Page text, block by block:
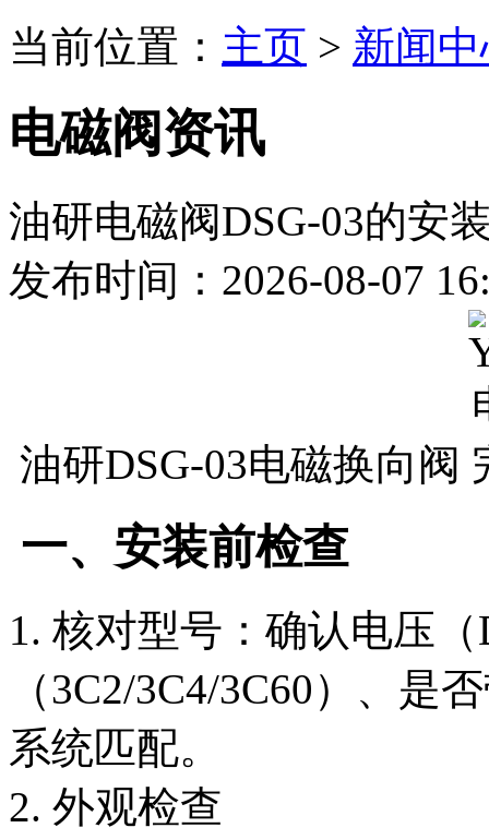
当前位置： 主页 > 新闻
电磁阀资讯
油研电磁阀DSG-03的安
发布时间：2026-08-07
油研DSG-03电磁换向阀
一、安装前检查
1. 核对型号：确认电压
（3C2/3C4/3C60）、是
系统匹配。
2. 外观检查